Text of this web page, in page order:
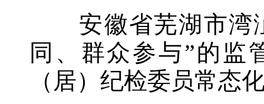
安徽省芜湖市湾沚
同、群众参与”的监
（居）纪检委员常态